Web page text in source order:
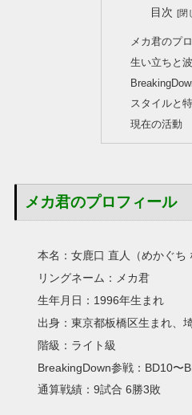
目次
メカ君のプ
生い立ちと
スタイルと
現在の活動
メカ君のプロフィール
本名：女鹿口 直人（めかぐち
リングネーム：メカ君
生年月日：1996年生まれ
出身：東京都板橋区生まれ、
階級：ライト級
BreakingDown参戦：BD10〜
通算戦績：9試合 6勝3敗